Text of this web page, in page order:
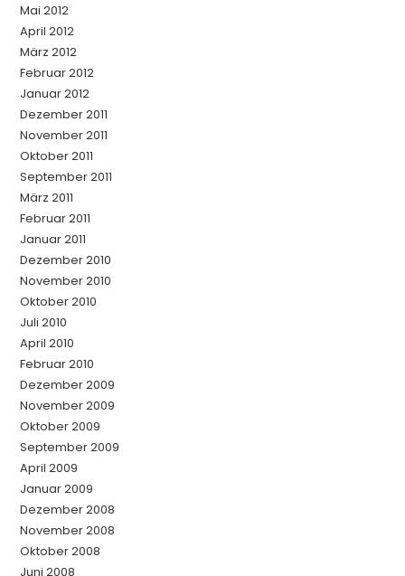
Mai 2012
April 2012
März 2012
Februar 2012
Januar 2012
Dezember 2011
November 2011
Oktober 2011
September 2011
März 2011
Februar 2011
Januar 2011
Dezember 2010
November 2010
Oktober 2010
Juli 2010
April 2010
Februar 2010
Dezember 2009
November 2009
Oktober 2009
September 2009
April 2009
Januar 2009
Dezember 2008
November 2008
Oktober 2008
Juni 2008